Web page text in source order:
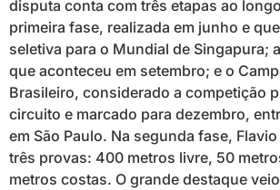
disputa conta com três etapas ao
primeira fase, realizada em junho e
seletiva para o Mundial de Singapura;
que aconteceu em setembro; e o
Brasileiro, considerado a competição
circuito e marcado para dezembro,
em São Paulo. Na segunda fase,
três provas: 400 metros livre, 50
metros costas. O grande destaque